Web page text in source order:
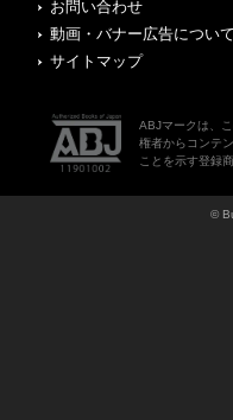
お問い合わせ
動画・バナー広告について
サイトマップ
ABJマークは、
権者からコンテ
ことを示す登録
©